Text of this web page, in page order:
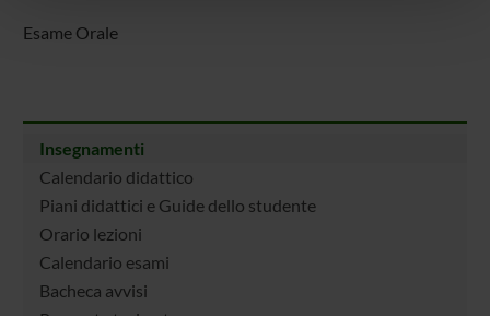
con altre informazioni che hai fornito loro o che hanno
Esame Orale
Insegnamenti
Calendario didattico
Piani didattici e Guide dello studente
Orario lezioni
Calendario esami
Bacheca avvisi